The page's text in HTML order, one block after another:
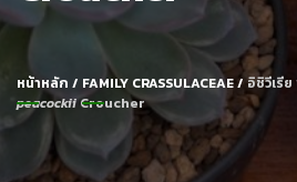
หน้าหลัก / FAMILY CRASSULACEAE/อิชิวีเรี
peacockiiCroucher